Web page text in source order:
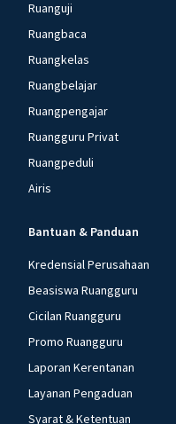
Ruanguji
Ruangbaca
Ruangkelas
Ruangbelajar
Ruangpengajar
Ruangguru Privat
Ruangpeduli
Airis
Bantuan & Panduan
Kredensial Perusahaan
Beasiswa Ruangguru
Cicilan Ruangguru
Promo Ruangguru
Laporan Kerentanan
Layanan Pengaduan
Syarat & Ketentuan